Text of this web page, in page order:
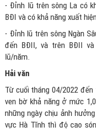
- Đỉnh lũ trên sông La có
BĐI và có khả năng xuất
- Đỉnh lũ trên sông Ngàn
đến BĐII, và trên BĐII
lũ/năm.
Hải văn
Từ cuối tháng 04/2022
ven bờ khả năng ở mức
những ngày chịu ảnh
vực Hà Tĩnh thì độ cao